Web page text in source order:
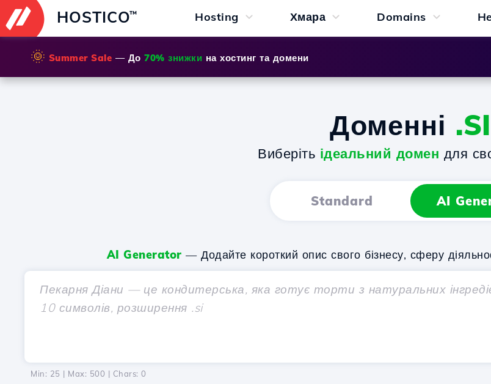
HOSTICO™ Hosting Хмара Domains
🌞 Summer Sale — До 70% знижки на хостинг та домени
Доменні .SI
Виберіть ідеальний домен для
Standard AI
AI Generator — Додайте короткий опис свого бізнесу, сферу
Min: 25 | Max: 500 | Chars: 0